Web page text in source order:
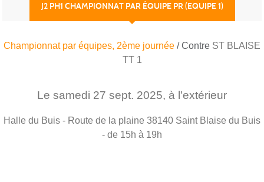
J2 PH1 CHAMPIONNAT PAR ÉQUIPE PR (EQUIPE 1)
Championnat par équipes, 2ème journée / Contre ST BLAISE
TT 1
Le samedi 27 sept. 2025, à l'extérieur
Halle du Buis - Route de la plaine 38140 Saint Blaise du Buis
- de 15h à 19h